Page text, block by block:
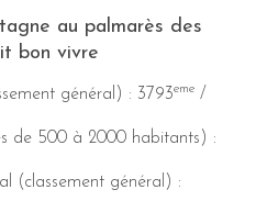
au palmarès des
bon vivre
général) : 3793eme /
de 500 à 2000 habitants) :
(classement général) :